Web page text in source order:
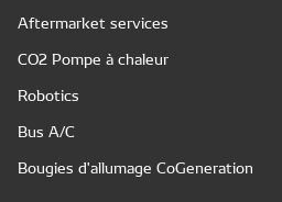
Aftermarket services
CO2 Pompe à chaleur
Robotics
Bus A/C
Bougies d'allumage CoGeneration